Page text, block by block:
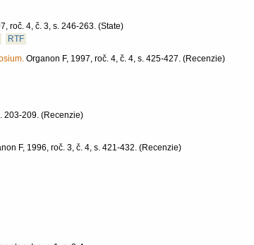
roč. 4, č. 3, s. 246-263. (State)
RTF
Organon F, 1997, roč. 4, č. 4, s. 425-427. (Recenzie)
203-209. (Recenzie)
F, 1996, roč. 3, č. 4, s. 421-432. (Recenzie)